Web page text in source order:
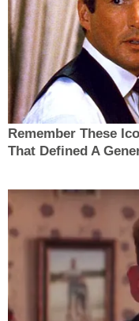
Remember These
That Defined A